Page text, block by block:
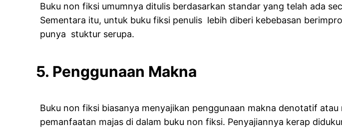
Buku non fiksi umumnya ditulis berdasarkan standar yang telah ada
Sementara itu, untuk buku fiksi penulis lebih diberi kebebasan
punya stuktur serupa.
5. Penggunaan Makna
Buku non fiksi biasanya menyajikan penggunaan makna denotatif
pemanfaatan majas di dalam buku non fiksi. Penyajiannya kerap